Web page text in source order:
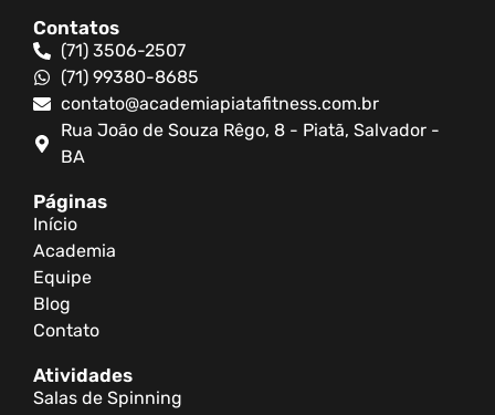
Contatos
(71) 3506-2507
(71) 99380-8685
contato@academiapiatafitness.com.br
Rua João de Souza Rêgo, 8 - Piatã, Salvador -
BA
Páginas
Início
Academia
Equipe
Blog
Contato
Atividades
Salas de Spinning